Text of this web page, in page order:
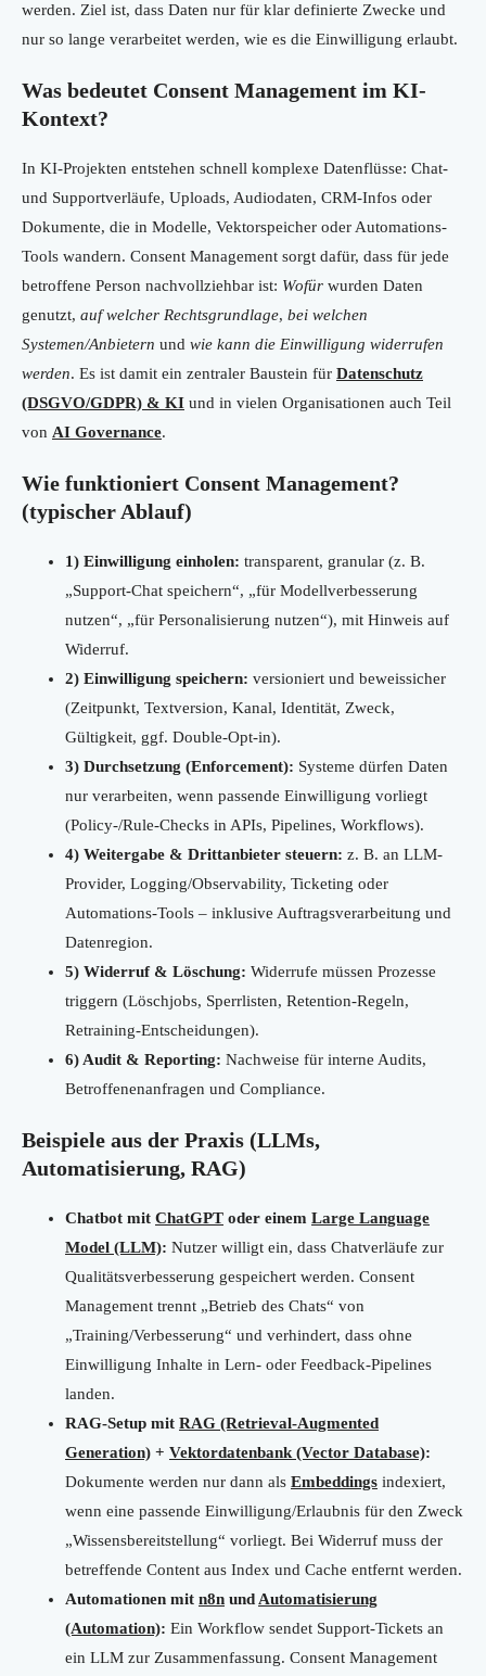
werden. Ziel ist, dass Daten nur für klar definierte Zwecke und
nur so lange verarbeitet werden, wie es die Einwilligung erlaubt.
Was bedeutet Consent Management im KI-
Kontext?
In KI-Projekten entstehen schnell komplexe Datenflüsse: Chat-
und Supportverläufe, Uploads, Audiodaten, CRM-Infos oder
Dokumente, die in Modelle, Vektorspeicher oder Automations-
Tools wandern. Consent Management sorgt dafür, dass für jede
betroffene Person nachvollziehbar ist: Wofür wurden Daten
genutzt, auf welcher Rechtsgrundlage, bei welchen
Systemen/Anbietern und wie kann die Einwilligung widerrufen
werden. Es ist damit ein zentraler Baustein für Datenschutz
(DSGVO/GDPR) & KI und in vielen Organisationen auch Teil
von AI Governance.
Wie funktioniert Consent Management?
(typischer Ablauf)
1) Einwilligung einholen: transparent, granular (z. B.
„Support-Chat speichern“, „für Modellverbesserung
nutzen“, „für Personalisierung nutzen“), mit Hinweis auf
Widerruf.
2) Einwilligung speichern: versioniert und beweissicher
(Zeitpunkt, Textversion, Kanal, Identität, Zweck,
Gültigkeit, ggf. Double-Opt-in).
3) Durchsetzung (Enforcement): Systeme dürfen Daten
nur verarbeiten, wenn passende Einwilligung vorliegt
(Policy-/Rule-Checks in APIs, Pipelines, Workflows).
4) Weitergabe & Drittanbieter steuern: z. B. an LLM-
Provider, Logging/Observability, Ticketing oder
Automations-Tools – inklusive Auftragsverarbeitung und
Datenregion.
5) Widerruf & Löschung: Widerrufe müssen Prozesse
triggern (Löschjobs, Sperrlisten, Retention-Regeln,
Retraining-Entscheidungen).
6) Audit & Reporting: Nachweise für interne Audits,
Betroffenenanfragen und Compliance.
Beispiele aus der Praxis (LLMs,
Automatisierung, RAG)
Chatbot mit ChatGPT oder einem Large Language
Model (LLM): Nutzer willigt ein, dass Chatverläufe zur
Qualitätsverbesserung gespeichert werden. Consent
Management trennt „Betrieb des Chats“ von
„Training/Verbesserung“ und verhindert, dass ohne
Einwilligung Inhalte in Lern- oder Feedback-Pipelines
landen.
RAG-Setup mit RAG (Retrieval-Augmented
Generation) + Vektordatenbank (Vector Database):
Dokumente werden nur dann als Embeddings indexiert,
wenn eine passende Einwilligung/Erlaubnis für den Zweck
„Wissensbereitstellung“ vorliegt. Bei Widerruf muss der
betreffende Content aus Index und Cache entfernt werden.
Automationen mit n8n undAutomatisierung
(Automation): Ein Workflow sendet Support-Tickets an
ein LLM zur Zusammenfassung. Consent Management